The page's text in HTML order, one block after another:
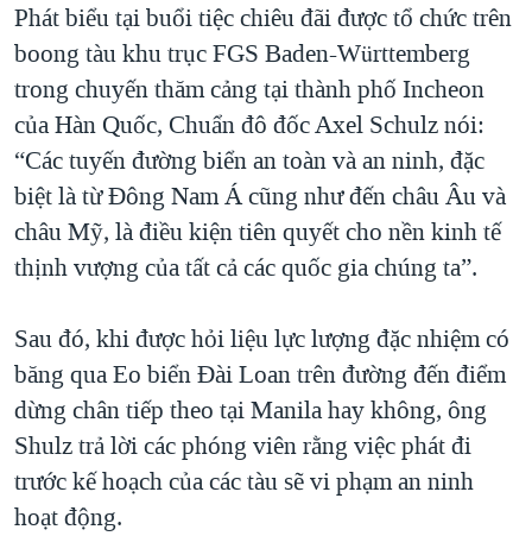
Phát biểu tại buổi tiệc chiêu đãi được tổ chức trên
boong tàu khu trục FGS Baden-Württemberg
trong chuyến thăm cảng tại thành phố Incheon
của Hàn Quốc, Chuẩn đô đốc Axel Schulz nói:
“Các tuyến đường biển an toàn và an ninh, đặc
biệt là từ Đông Nam Á cũng như đến châu Âu và
châu Mỹ, là điều kiện tiên quyết cho nền kinh tế
thịnh vượng của tất cả các quốc gia chúng ta”.
Sau đó, khi được hỏi liệu lực lượng đặc nhiệm có
băng qua Eo biển Đài Loan trên đường đến điểm
dừng chân tiếp theo tại Manila hay không, ông
Shulz trả lời các phóng viên rằng việc phát đi
trước kế hoạch của các tàu sẽ vi phạm an ninh
hoạt động.